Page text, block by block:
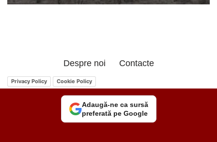
Despre noi Contacte
Privacy Policy Cookie Policy
Adaugă-ne ca sursă
preferată pe Google